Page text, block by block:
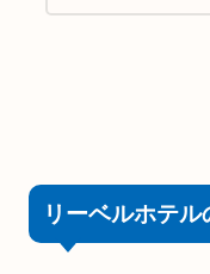
リーベルホテ